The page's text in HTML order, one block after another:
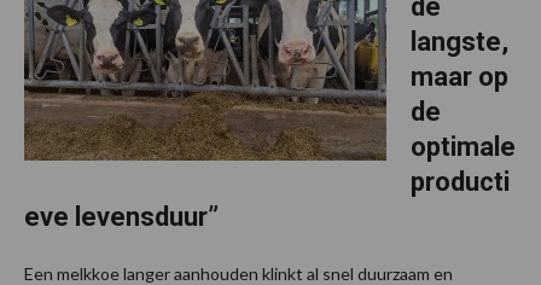
de
langste,
maar op
de
optimale
producti
eve levensduur”
Een melkkoe langer aanhouden klinkt al snel duurzaam en